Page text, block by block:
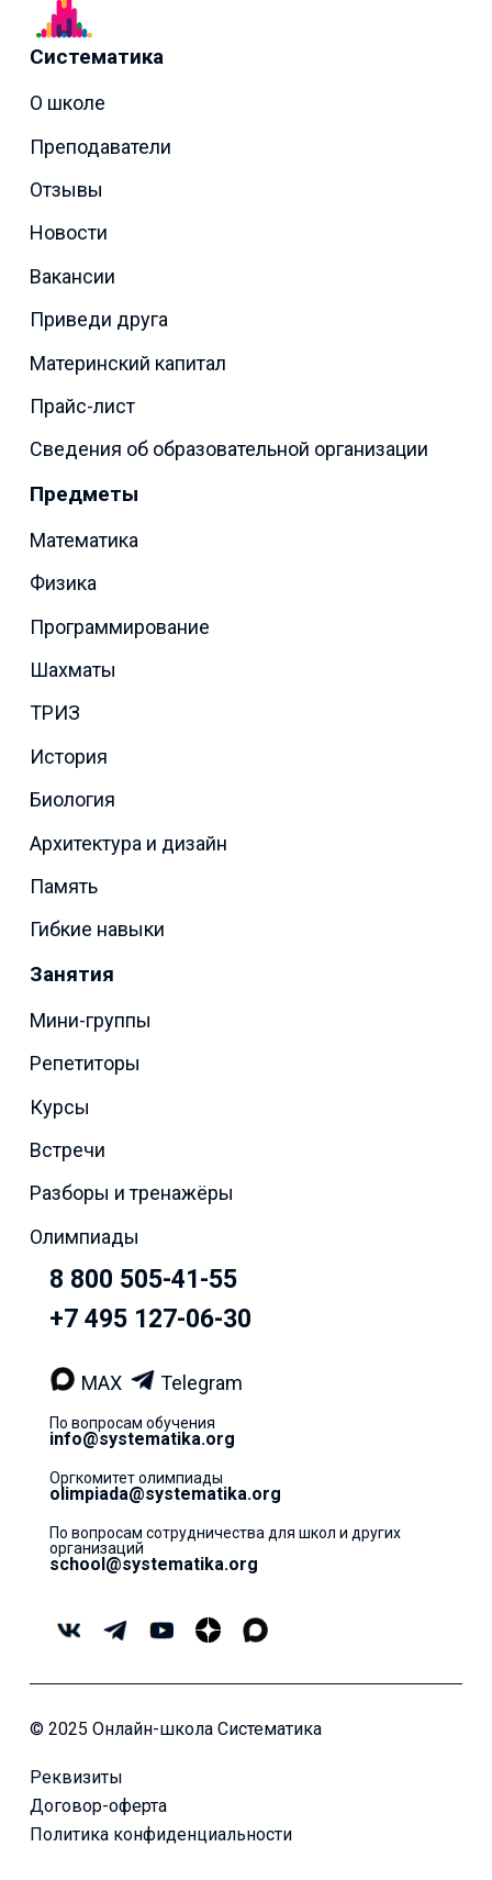
Систематика
О школе
Преподаватели
Отзывы
Новости
Вакансии
Приведи друга
Материнский капитал
Прайс-лист
Сведения об образовательной организации
Предметы
Математика
Физика
Программирование
Шахматы
ТРИЗ
История
Биология
Архитектура и дизайн
Память
Гибкие навыки
Занятия
Мини-группы
Репетиторы
Курсы
Встречи
Разборы и тренажёры
Олимпиады
8 800 505-41-55
+7 495 127-06-30
MAX Telegram
По вопросам обучения
info@systematika.org
Оргкомитет олимпиады
olimpiada@systematika.org
По вопросам сотрудничества для школ и других
организаций
school@systematika.org
© 2025 Онлайн-школа Систематика
Реквизиты
Договор-оферта
Политика конфиденциальности